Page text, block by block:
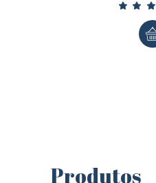
Produtos